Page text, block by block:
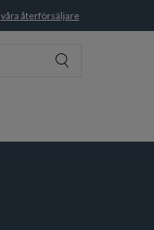
våra återförsäljare